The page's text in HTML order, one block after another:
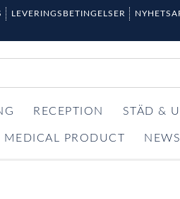
LEVERINGSBETINGELSER
RECEPTION STÄD &
MEDICAL PRODUCT NEWS